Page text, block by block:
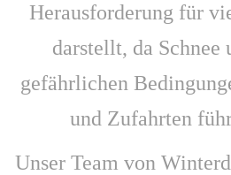
Herausforderung für
darstellt, da Schnee
gefährlichen
und Zufahrten
Unser Team von